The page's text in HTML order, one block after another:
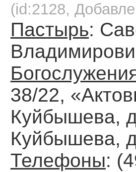
(id:2128,
Пастырь:
38/22,
Куйбышева,
Куйбышева,
Телефоны: